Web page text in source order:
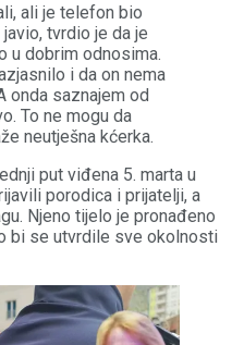
ali je telefon bio
tvrdio je da je
u dobrim odnosima.
i da on nema
onda saznajem od
To ne mogu da
neutješna kćerka.
put viđena 5. marta u
porodica i prijatelji, a
Njeno tijelo je pronađeno
bi se utvrdile sve okolnosti